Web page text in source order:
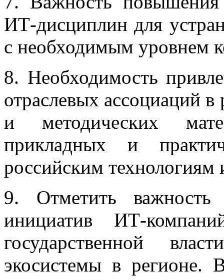
ИТ-дисциплин для
с необходимым уровнем
8. Необходимость
отраслевых ассоциаций
и методических
прикладных и
российским
9. Отметить важность
инициатив ИТ-
государственной
экосистемы в регионе.